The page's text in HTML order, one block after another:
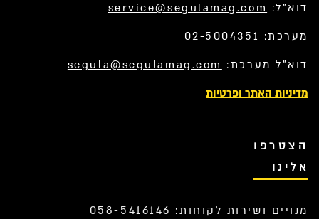
דוא”ל: service@segulamag.com
מערכת: 02-5004351
דוא”ל מערכת: segula@segulamag.com
מדיניות האתר ופרטיות
הצטרפו
אלינו
מנויים ושירות לקוחות: 058-5416146